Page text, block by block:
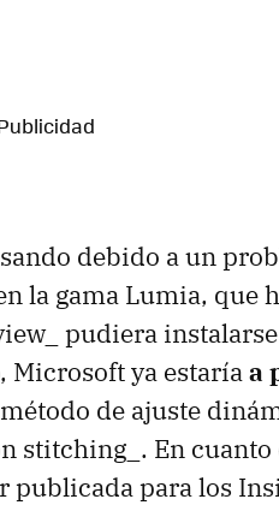
debido a un
la gama Lumia, que
pudiera
Microsoft ya estaríaa
de ajuste
En cuanto
para los